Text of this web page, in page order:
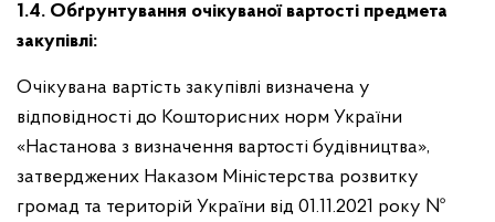
1.4. Обґрунтування очікуваної вартості предмета
закупівлі:
Очікувана вартість закупівлі визначена у
відповідності до Кошторисних норм України
«Настанова з визначення вартості будівництва»,
затверджених Наказом Міністерства розвитку
громад та територій України від 01.11.2021 року №